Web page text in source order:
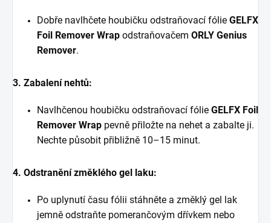
Dobře navlhčete houbičku odstraňovací fólie GELFX
Foil Remover Wrap odstraňovačem ORLY Genius
Remover.
3. Zabalení nehtů:
Navlhčenou houbičku odstraňovací fólie GELFX Foil
Remover Wrap pevně přiložte na nehet a zabalte ji.
Nechte působit přibližně 10–15 minut.
4. Odstranění změklého gel laku:
Po uplynutí času fólii stáhněte a změklý gel lak
jemně odstraňte pomerančovým dřívkem nebo